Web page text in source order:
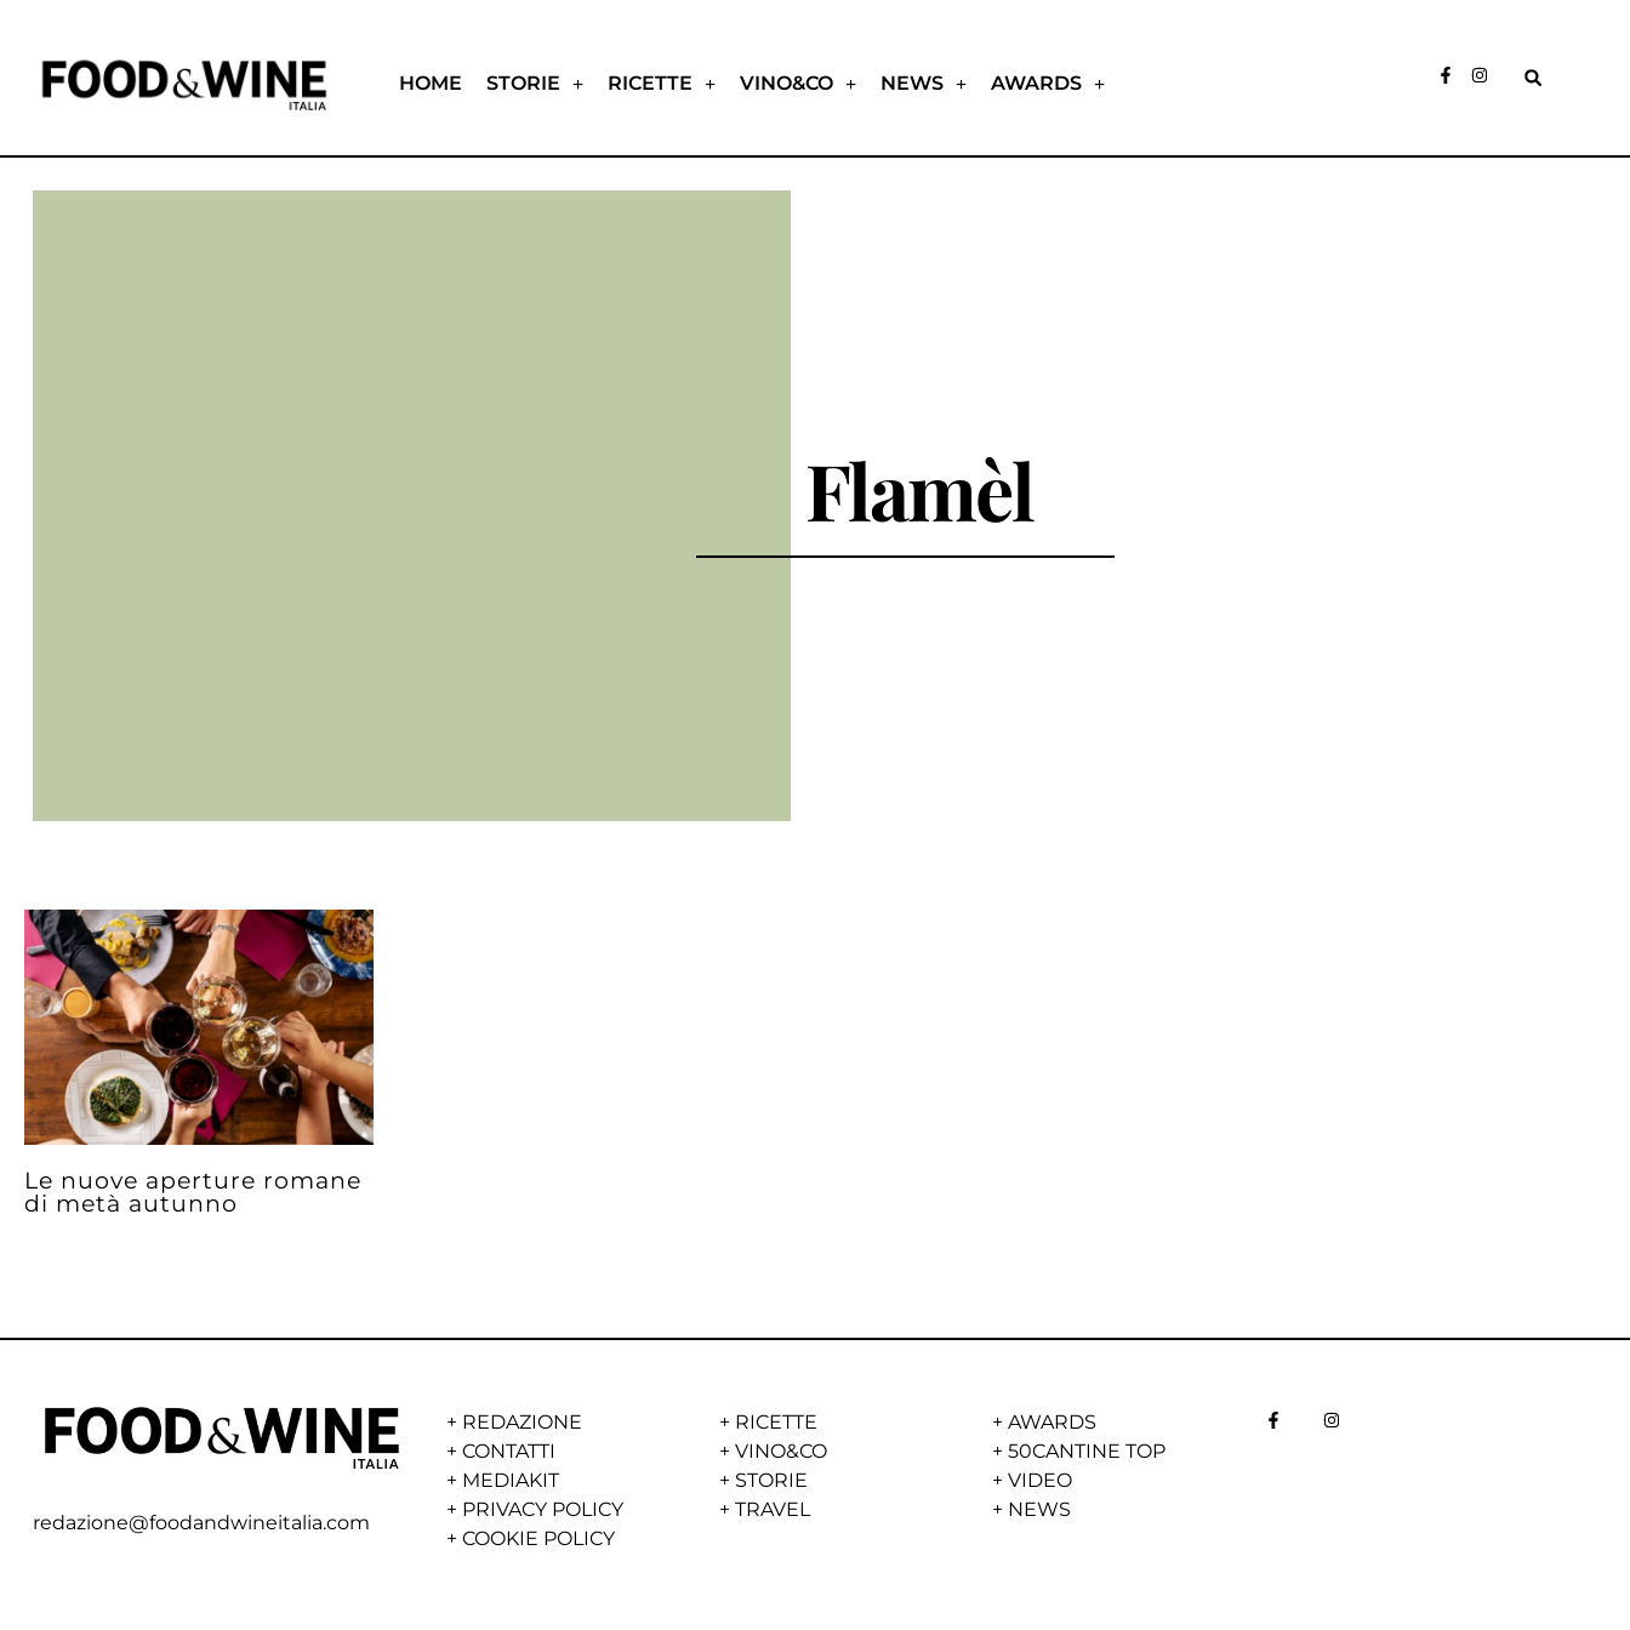
HOME STORIE RICETTE VINO&CO NEWS AWARDS
Flamèl
Le nuove aperture romane
di metà autunno
redazione@foodandwineitalia.com
+ REDAZIONE
+CONTATTI
+ MEDIAKIT
+ PRIVACY POLICY
+COOKIE POLICY
+ RICETTE
+VINO&CO
+ STORIE
+TRAVEL
+AWARDS
+50CANTINE TOP
+VIDEO
+ NEWS